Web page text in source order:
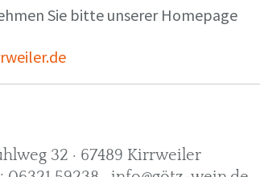
Sie bitte unserer Homepage
32 · 67489 Kirrweiler